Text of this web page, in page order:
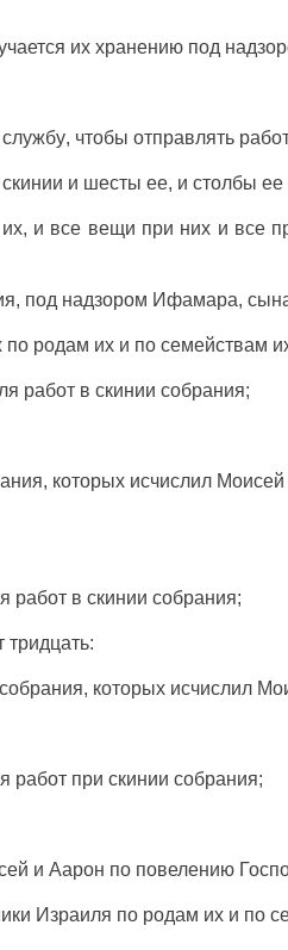
их хранениюпод
службу, чтобы отправлять
скинии и шесты ее, и столбы ее
их, и все вещи при них и все
, под надзором Ифамара,
по родам их и по семействам
работв скинии собрания;
, которых исчислил Моисей
работв скинии собрания;
тридцать:
собрания, которых исчислил
работпри скинии собрания;
и Аарон по повелению
Израиля по родам их и по